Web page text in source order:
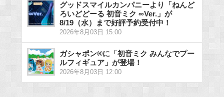
グッドスマイルカンパニーより「ねんど
ろいどどーる 初音ミク ∞Ver.」が
8/19（水）まで好評予約受付中！
2026年8月03日 15:00
ガシャポン®に「初音ミク みんなでプー
ルフィギュア」が登場！
2026年8月03日 12:00